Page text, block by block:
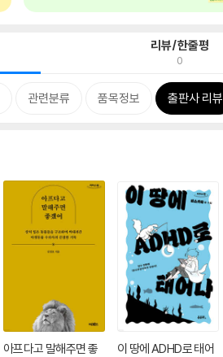
리뷰/한줄평
0
관련분류 품목정보 출판사 리뷰
아프다고 말해주면 좋
이 땅에 ADHD로 태어